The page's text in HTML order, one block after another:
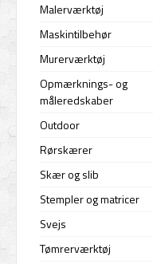
Malerværktøj
Maskintilbehør
Murerværktøj
Opmærknings- og
måleredskaber
Outdoor
Rørskærer
Skær og slib
Stempler og matricer
Svejs
Tømrerværktøj